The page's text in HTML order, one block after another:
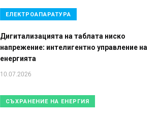
ЕЛЕКТРОАПАРАТУРА
Дигитализацията на таблата ниско
напрежение: интелигентно управление на
енергията
10.07.2026
СЪХРАНЕНИЕ НА ЕНЕРГИЯ